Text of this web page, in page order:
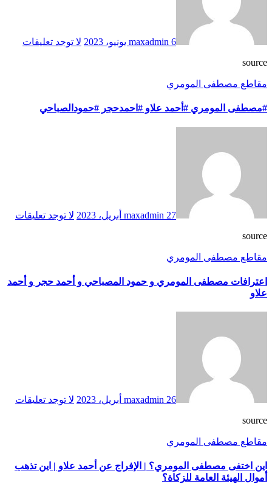
maxadmin 6 يونيو، 2023
لا توجد تعليقات
source
مقاطع مصطفى المومري
#مصطفى المومري #أحمد علاو #احمدحجر #حمودالصباحي
maxadmin 27 أبريل، 2023
لا توجد تعليقات
source
مقاطع مصطفى المومري
اعترافات مصطفى المومري و حمود المصباحي و أحمد حجر و أحمد
علاو
maxadmin 26 أبريل، 2023
لا توجد تعليقات
source
مقاطع مصطفى المومري
اين اختفى مصطفى المومري؟ | الإفراج عن أحمد علاو | اين تذهب
أموال الهيئة العامة للزكاة؟